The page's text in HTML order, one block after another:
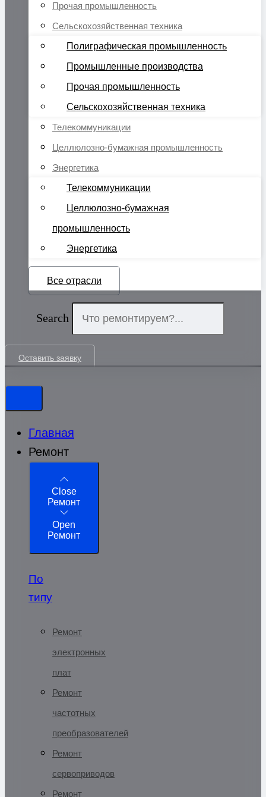
Прочая промышленность
Сельскохозяйственная техника
Полиграфическая промышленность
Промышленные производства
Прочая промышленность
Сельскохозяйственная техника
Телекоммуникации
Целлюлозно-бумажная промышленность
Энергетика
Телекоммуникации
Целлюлозно-бумажная
промышленность
Энергетика
Все отрасли
Search
Оставить заявку
Главная
Ремонт
Close
Ремонт
Open
Ремонт
По
типу
Ремонт
электронных
плат
Ремонт
частотных
преобразователей
Ремонт
сервоприводов
Ремонт